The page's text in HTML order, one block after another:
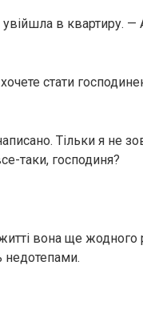
увійшла в квартиру.
стати
Тільки я не
таки, господиня?
вона ще жодного
недотепами.